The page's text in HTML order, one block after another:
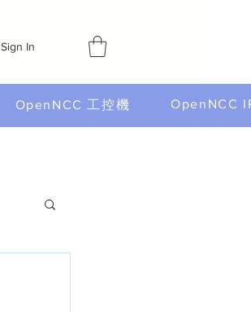
Sign In
OpenNCC 工控機 OpenNCC